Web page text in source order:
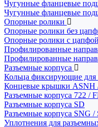
Чугунные фланцевые
Чугунные фланцевые
Опорные ролики
Опорные ролики без
Опорные ролики с цапфой
Профилированные
Профилированные
Разъемные корпуса
Кольца фиксирующие для
Концевые крышки ASNH
Разъемные корпуса 722 /
Разъемные корпуса SD
Разъемные корпуса SNG /
Уплотнения для